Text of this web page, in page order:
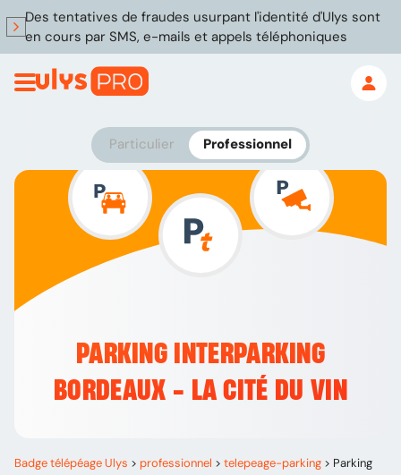
Des tentatives de fraudes usurpant l'identité d'Ulys sont
en cours par SMS, e-mails et appels téléphoniques
Particulier Professionnel
PARKING INTERPARKING
BORDEAUX - LA CITÉ DU VIN
Badge télépéage Ulys > professionnel > telepeage-parking > Parking